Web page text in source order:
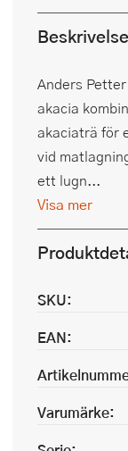
Beskrivelse
Anders
akacia
akaciaträ för
vid
ett lugn...
Visa mer
SKU:
EAN:
Varumärke: